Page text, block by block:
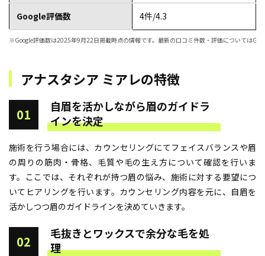
Google評価数 4件/4.3
※Google評価数は2025年9月22日掲載時点の情報です。最新の口コミ件数・評価については
アナスタシア ミアレの特徴
01
自眉を活かしながら眉のガイドラ
インを決定
施術を行う場合には、カウンセリングにてフェイスバランスや眉
の周りの筋肉・骨格、毛質や毛の生え方について確認を行いま
す。ここでは、それぞれが持つ眉の悩み、施術に対する要望につ
いてヒアリングを行います。カウンセリング内容を元に、自眉を
活かしつつ眉のガイドラインを決めていきます。
02
毛抜きとワックスで余分な毛を処
理